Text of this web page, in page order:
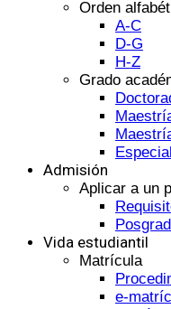
Orden
A-C
D-G
H-Z
Grado
Admisión
Aplicar a un
Vida estudiantil
Matrícula
e-